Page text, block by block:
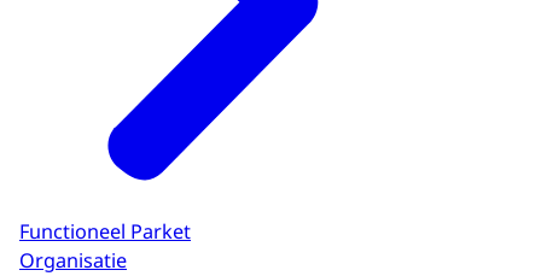
Functioneel Parket
Organisatie